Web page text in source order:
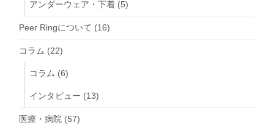
アンダーウェア・下着 (5)
Peer Ringについて (16)
コラム (22)
コラム (6)
インタビュー (13)
医療・病院 (57)